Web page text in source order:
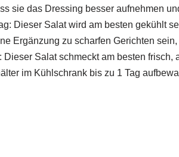
sie das Dressing besser aufnehmen
Dieser Salat wird am besten gekühlt
Ergänzung zu scharfen Gerichten
Dieser Salat schmeckt am besten
im Kühlschrank bis zu 1 Tag